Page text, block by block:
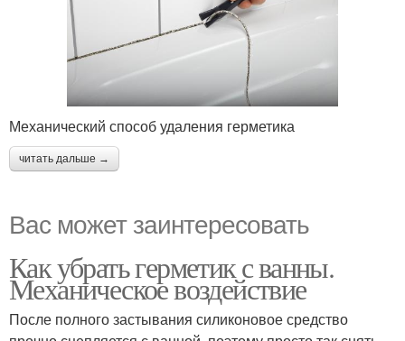
Механический способ удаления герметика
читать дальше →
Вас может заинтересовать
Как убрать герметик с ванны.
Механическое воздействие
После полного застывания силиконовое средство